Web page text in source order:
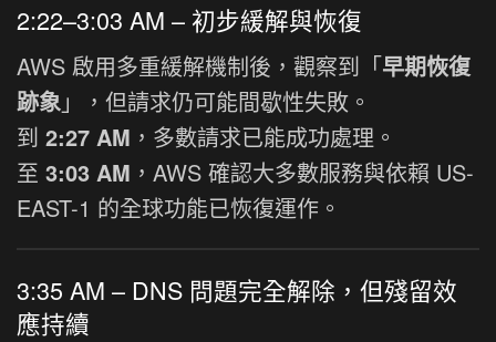
2:22–3:03 AM – 初步緩解與恢復
AWS 啟用多重緩解機制後，觀察到「早期恢復
跡象」，但請求仍可能間歇性失敗。
到 2:27 AM ，多數請求已能成功處理。
至 3:03 AM ，AWS 確認大多數服務與依賴 US-
EAST-1 的全球功能已恢復運作。
3:35 AM – DNS 問題完全解除，但殘留效
應持續